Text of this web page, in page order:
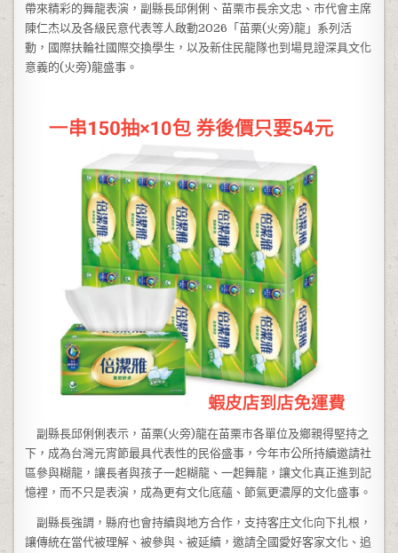
帶來精彩的舞龍表演，副縣長邱俐俐、苗栗市長余文忠、市代會主席
陳仁杰以及各級民意代表等人啟動2026「苗栗(火旁)龍」系列活
動，國際扶輪社國際交換學生，以及新住民龍隊也到場見證深具文化
意義的(火旁)龍盛事。
副縣長邱俐俐表示，苗栗(火旁)龍在苗栗市各單位及鄉親得堅持之
下，成為台灣元宵節最具代表性的民俗盛事，今年市公所持續邀請社
區參與糊龍，讓長者與孩子一起糊龍、一起舞龍，讓文化真正進到記
憶裡，而不只是表演，成為更有文化底蘊、節氣更濃厚的文化盛事。
副縣長強調，縣府也會持續與地方合作，支持客庄文化向下扎根，
讓傳統在當代被理解、被參與、被延續，邀請全國愛好客家文化、追